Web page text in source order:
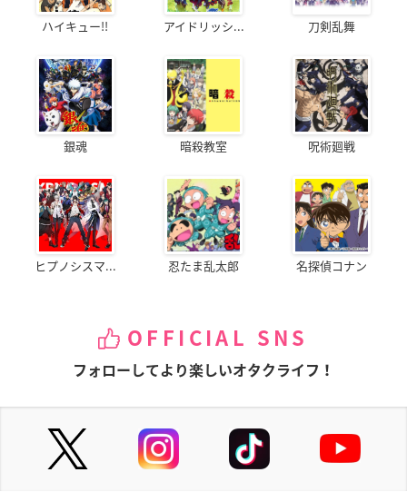
ハイキュー!! アイドリッシ... 刀剣乱舞
銀魂 暗殺教室 呪術廻戦
ヒプノシスマ... 忍たま乱太郎 名探偵コナン
OFFICIAL SNS
フォローしてより楽しいオタクライフ！